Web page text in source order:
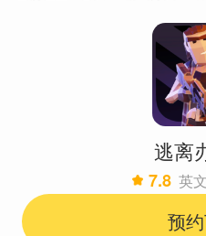
逃离
7.8 英
预